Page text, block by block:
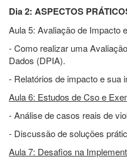
Dia 2: ASPECTOS
Aula 5: Avaliação de Impacto
- Como realizar uma
Dados (DPIA).
- Relatórios de impacto e sua
Aula 6: Estudos de Cso e
- Análise de casos reais de
- Discussão de soluções
Aula 7: Desafios na